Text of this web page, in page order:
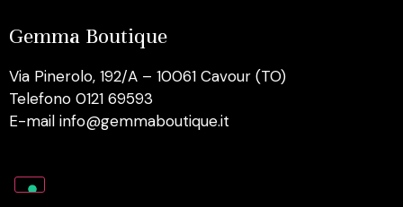
Gemma Boutique
Via Pinerolo, 192/A – 10061 Cavour (TO)
Telefono 0121 69593
E-mail info@gemmaboutique.it